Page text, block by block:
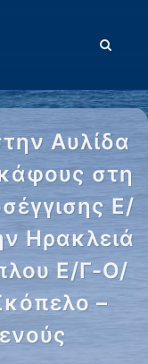
Αυλίδα
στη
Ε/
Ηρακλειά
Ε/Γ-Ο/
–